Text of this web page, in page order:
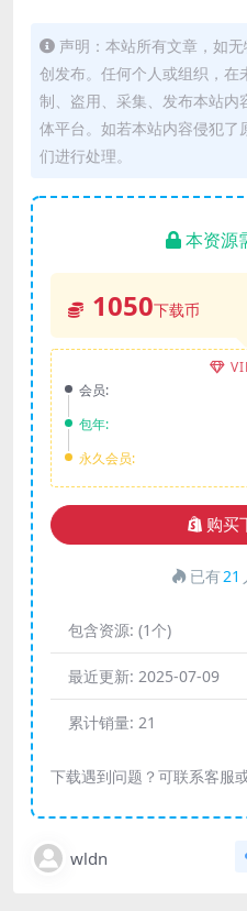
声明：本站所有文章，如
创发布。任何个人或组织，在
制、盗用、采集、发布本站内
体平台。如若本站内容侵犯
们进行处理。
本资源
1050下载币
会员:
包年:
永久会员:
购买
已有21
包含资源: (1个)
最近更新: 2025-07-09
累计销量: 21
下载遇到问题？可联系客服
wldn